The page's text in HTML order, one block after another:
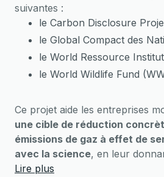
suivantes :
le Carbon Disclosure
le Global Compact des
le World Ressource
le World Wildlife Fund
Ce projet aide les entreprises
une cible de réduction
émissions de gaz à effet de
avec la science, en leur
outils, des ressources et des
Lire plus